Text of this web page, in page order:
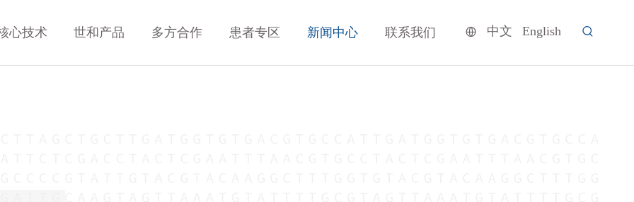
心技术 世和产品 多方合作 患者专区 新闻中心 联系我们 中文 English